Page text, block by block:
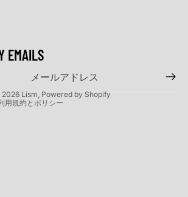
EMAILS
Lism , Powered by Shopify
用規約とポリシー
リシー
基づく表記